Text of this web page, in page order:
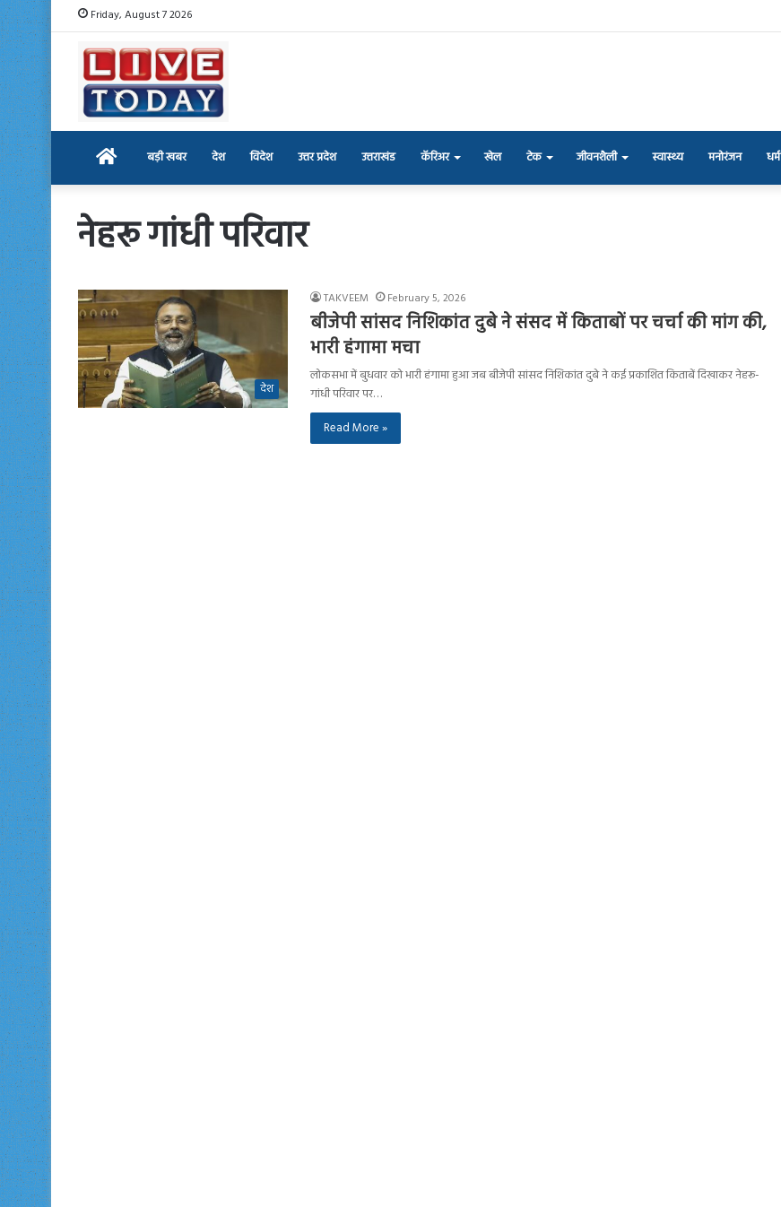
Friday, August 7 2026
Home बड़ी खबर देश विदेश उत्तर प्रदेश उत्तराखंड कॅरिअर खेल टेक जीवनशैली स्वास्थ्य मनोरंजन धर्म
नेहरू गांधी परिवार
देश
TAKVEEM February 5, 2026
बीजेपी सांसद निशिकांत दुबे ने संसद में किताबों पर चर्चा की मांग की,
भारी हंगामा मचा
लोकसभा में बुधवार को भारी हंगामा हुआ जब बीजेपी सांसद निशिकांत दुबे ने कई प्रकाशित किताबें दिखाकर नेहरू-
गांधी परिवार पर…
Read More »